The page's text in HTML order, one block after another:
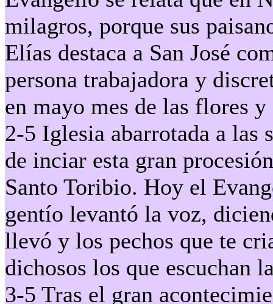
milagros, porque sus
Elías destaca a San José
persona trabajadora y
en mayo mes de las flores
2-5 Iglesia abarrotada a las
de inciar esta gran
Santo Toribio. Hoy el
gentío levantó la voz,
llevó y los pechos que te
dichosos los que escuchan
3-5 Tras el gran